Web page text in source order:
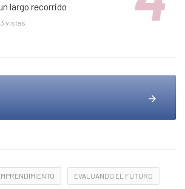
largo recorrido
vistas
EVALUANDO EL FUTURO